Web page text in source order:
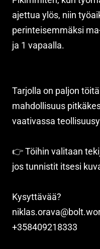
ajettua ylös, niin
perinteisemmäksi
ja 1 vapaalla.
Tarjolla on paljon
mahdollisuus
vaativassa
👉 Töihin valitaan
jos tunnistit itsesi
Kysyttävää?
+358409218333